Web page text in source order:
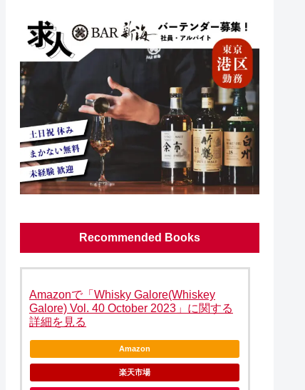
Recommended Books
Amazonで「Whisky Galore(Whiskey
Galore) Vol. 40 October 2023」に関する
詳細を見る
Amazon
楽天市場